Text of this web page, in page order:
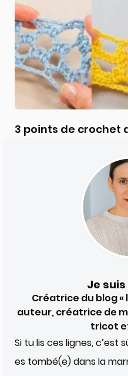
3 points de crochet
Je
Créatrice du blog
auteur, créatrice de
tricot
Si tu lis ces lignes, c’est
es tombé(e) dans la